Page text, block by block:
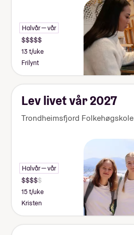
Obligatorisk: Ja
Pris: Inkludert i linjepris
Halvår — vår
13 t/uke
Frilynt
Lev livet vår 2027
Trondheimsfjord Folkehøgskole
Halvår — vår
15 t/uke
Kristen